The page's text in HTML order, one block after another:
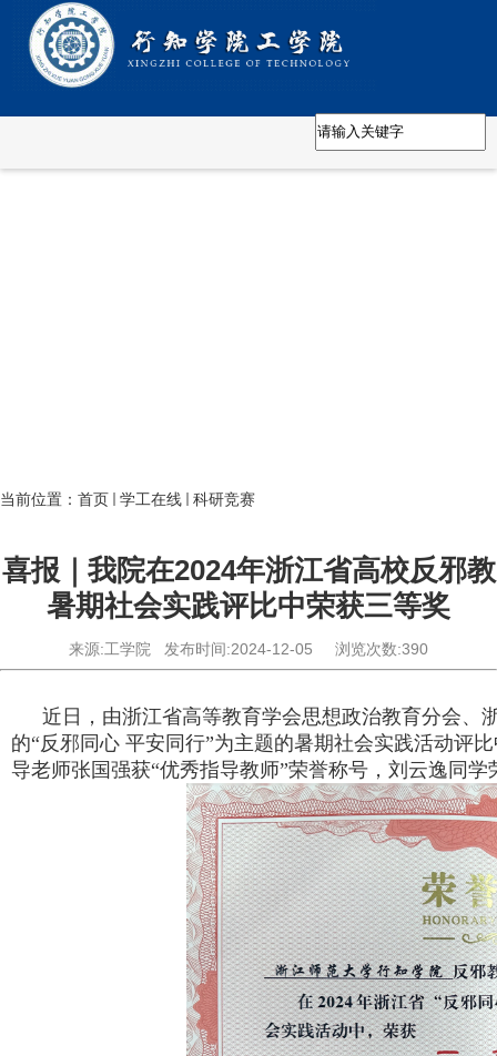
当前位置： 首页 学工在线 科研竞赛
喜报｜我院在2024年浙江省高校反邪教
暑期社会实践评比中荣获三等奖
来源:工学院 发布时间:2024-12-05 浏览次数:390
近日，由浙江省高等教育学会思想政治教育分会、
的“反邪同心 平安同行”为主题的暑期社会实践活动评
导老师张国强获“优秀指导教师”荣誉称号，刘云逸同